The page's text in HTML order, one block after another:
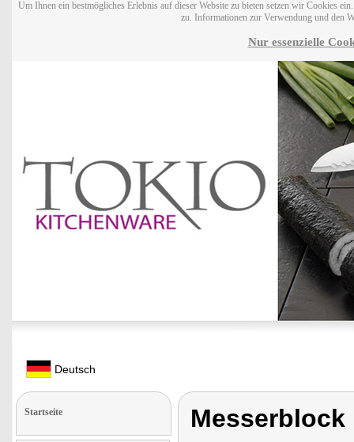
Um Ihnen ein bestmögliches Erlebnis auf dieser Website zu bieten setzen wir Cookies
zu. Informationen zur Verwendung und den
Nur essenzielle
Deutsch
Startseite Messerblock